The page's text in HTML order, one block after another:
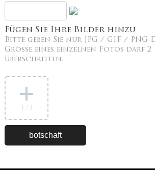
Fügen Sie Ihre Bilder hinzu
Bitte geben Sie nur JPG / GIF / PNG-
Größe eines einzelnen Fotos darf
überschreiten.
1 /3